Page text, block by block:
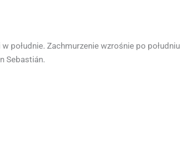
południe. Zachmurzenie wzrośnie po
Sebastián.